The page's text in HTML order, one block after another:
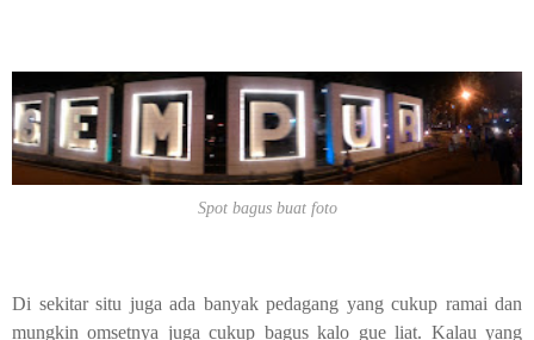
Spot bagus buat foto
Di sekitar situ juga ada banyak pedagang yang cukup ramai dan
mungkin omsetnya juga cukup bagus kalo gue liat. Kalau yang